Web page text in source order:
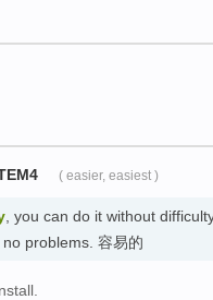
( easier, easiest )
, you can do it without
problems. 容易的